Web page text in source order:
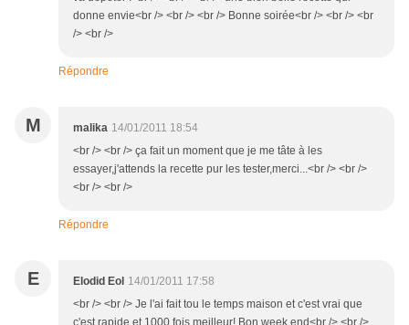
donne envie<br /> <br /> <br /> Bonne soirée<br /> <br /> <br
/> <br />
Répondre
M malika 14/01/2011 18:54
<br /> <br /> ça fait un moment que je me tâte à les
essayer,j'attends la recette pur les tester,merci...<br /> <br />
<br /> <br />
Répondre
E Elodid Eol 14/01/2011 17:58
<br /> <br /> Je l'ai fait tou le temps maison et c'est vrai que
c'est rapide et 1000 fois meilleur! Bon week end<br /> <br />